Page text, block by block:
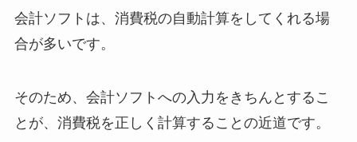
会計ソフトは、消費税の自動計算をしてくれる場
合が多いです。
そのため、会計ソフトへの入力をきちんとするこ
とが、消費税を正しく計算することの近道です。